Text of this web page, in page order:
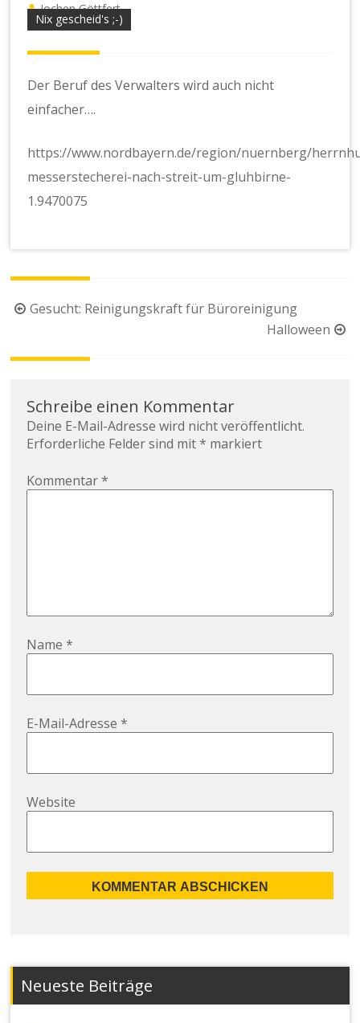
Nix gescheid's ;-)
Jochen Göttfert
Der Beruf des Verwalters wird auch nicht
einfacher….
https://www.nordbayern.de/region/nuernberg/
messerstecherei-nach-streit-um-gluhbirne-
1.9470075
Beitragsnavigation
Gesucht: Reinigungskraft für Büroreinigung
Halloween
Schreibe einen Kommentar
Deine E-Mail-Adresse wird nicht veröffentlicht.
Erforderliche Felder sind mit* markiert
Kommentar*
Name*
E-Mail-Adresse*
Website
Neueste Beiträge